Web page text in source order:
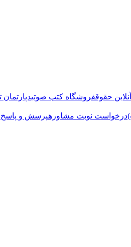
حقوقفروشگاه کتب صوتی
درخواست نوبت مشاورهپرسش و پاسخ